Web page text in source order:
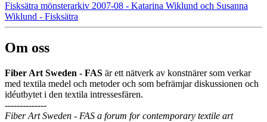
Fisksätra mönsterarkiv 2007-08 - Katarina Wiklund och Susanna
Wiklund - Fisksätra
Om oss
Fiber Art Sweden - FAS är ett nätverk av konstnärer som verkar
med textila medel och metoder och som befrämjar diskussionen och
idéutbytet i den textila intressesfären.
--------------
Fiber Art Sweden - FAS a forum for contemporary textile art